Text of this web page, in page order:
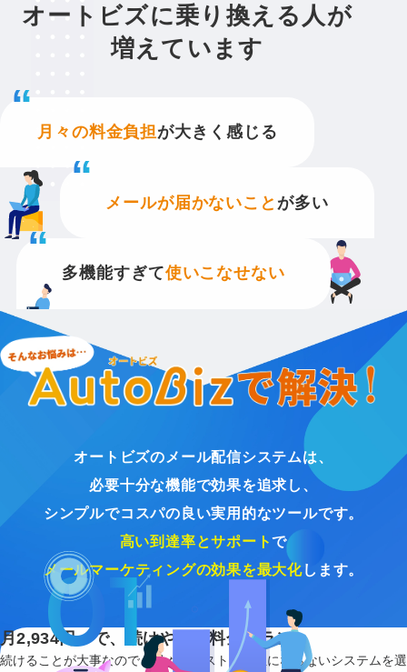
オートビズに乗り換える人が
増えています
月々の料金負担が大きく感じる
メールが届かないこと が多い
多機能すぎて使いこなせない
オートビズのメール配信システムは、
必要十分な機能で効果を追求し、
シンプルでコスパの良い実用的なツールです。
高い到達率とサポートで
メールマーケティングの効果を最大化します。
月2,934円～で、続けやすい料金プラン
続けることが大事なので、月々のコストが負担にならないシステムを選